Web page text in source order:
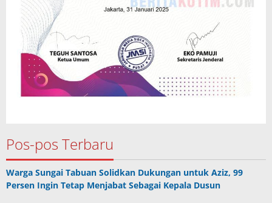
Pos-pos Terbaru
Warga Sungai Tabuan Solidkan Dukungan untuk Aziz, 99
Persen Ingin Tetap Menjabat Sebagai Kepala Dusun